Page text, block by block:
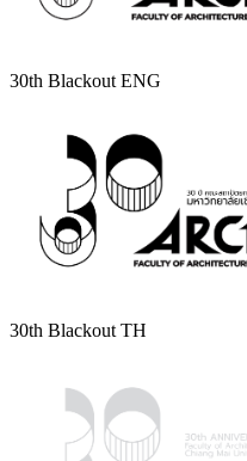
30th Blackout ENG
30th Blackout TH